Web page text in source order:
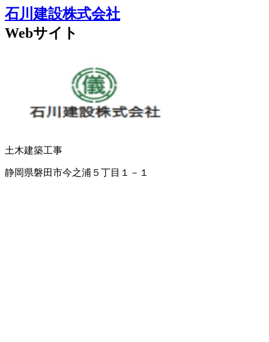
石川建設株式会社
Webサイト
土木建築工事
静岡県磐田市今之浦５丁目１－１